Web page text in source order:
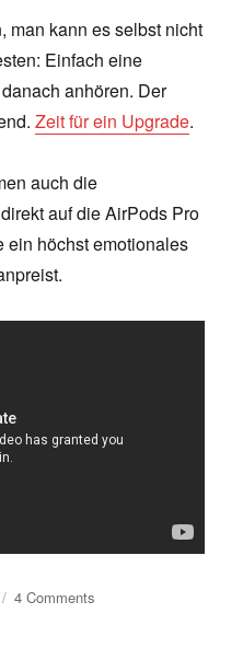
man kann es selbst nicht
Einfach eine
anhören. Der
Zeit für ein Upgrade.
auch die
auf die AirPods Pro
ein höchst emotionales
4 Comments